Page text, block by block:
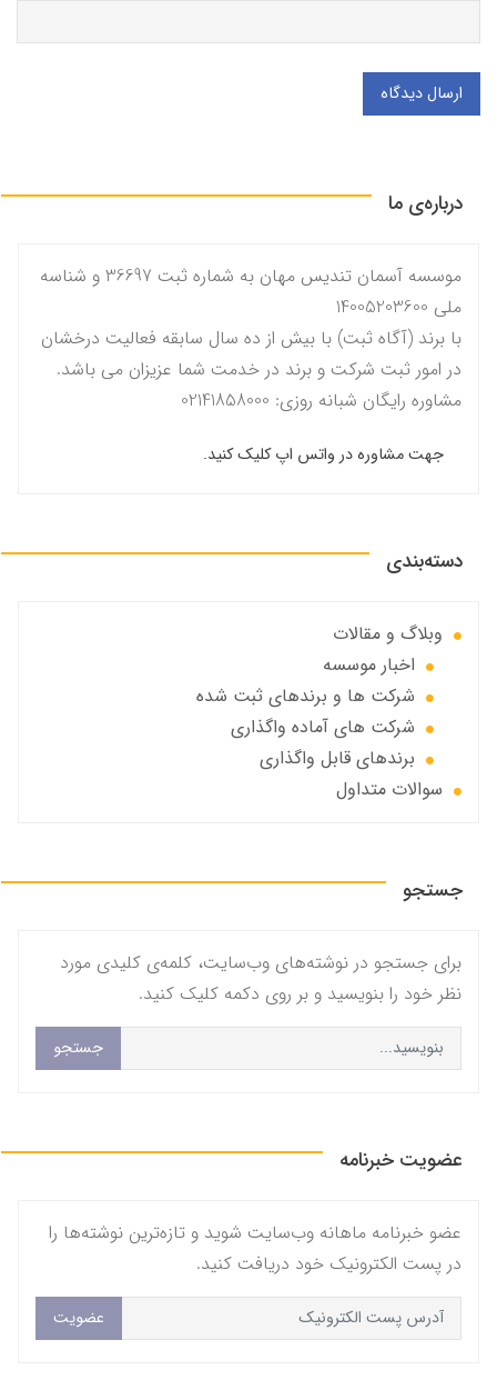
ارسال دیدگاه
درباره‌ی ما
موسسه آسمان تندیس مهان به شماره ثبت 36697 و شناسه
ملی 14005203600
با برند (آگاه ثبت) با بیش از ده سال سابقه فعالیت درخشان
در امور ثبت شرکت و برند در خدمت شما عزیزان می باشد.
مشاوره رایگان شبانه روزی: 02141858000
جهت مشاوره در واتس اپ کلیک کنید.
دسته‌بندی
وبلاگ و مقالات
اخبار موسسه
شرکت ها و برندهای ثبت شده
شرکت های آماده واگذاری
برندهای قابل واگذاری
سوالات متداول
جستجو
برای جستجو در نوشته‌های وب‌سایت، کلمه‌ی کلیدی مورد
نظر خود را بنویسید و بر روی دکمه کلیک کنید.
جستجو
عضویت خبرنامه
عضو خبرنامه ماهانه وب‌سایت شوید و تازه‌ترین نوشته‌ها را
در پست الکترونیک خود دریافت کنید.
عضویت